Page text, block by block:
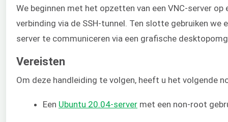
We beginnen met het opzetten van een VNC-server op
verbinding via de SSH-tunnel. Ten slotte gebruiken
server te communiceren via een grafische
Vereisten
Om deze handleiding te volgen, heeft u het volgende
Een Ubuntu 20.04-server met een non-root